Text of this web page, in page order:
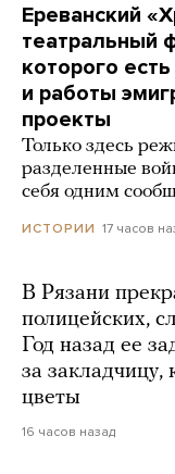
Ереванский
театральный
которого
и работы
проекты
Только здесь
разделенные
себя одним
ИСТОРИИ 17 часов
В Рязани
полицейских,
Год назад ее
за закладчицу,
цветы
16 часов назад